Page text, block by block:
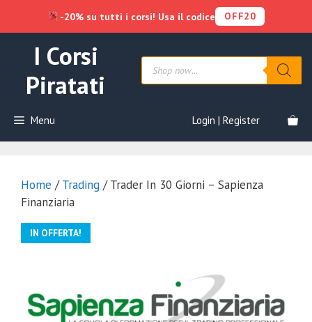
contenuto
I Corsi
Piratati
Products
search
Menu Login | Register
Home /Trading / Trader In 30 Giorni – Sapienza
Finanziaria
IN OFFERTA!
-20% su tutti i corsi! Usa il codice OFF20